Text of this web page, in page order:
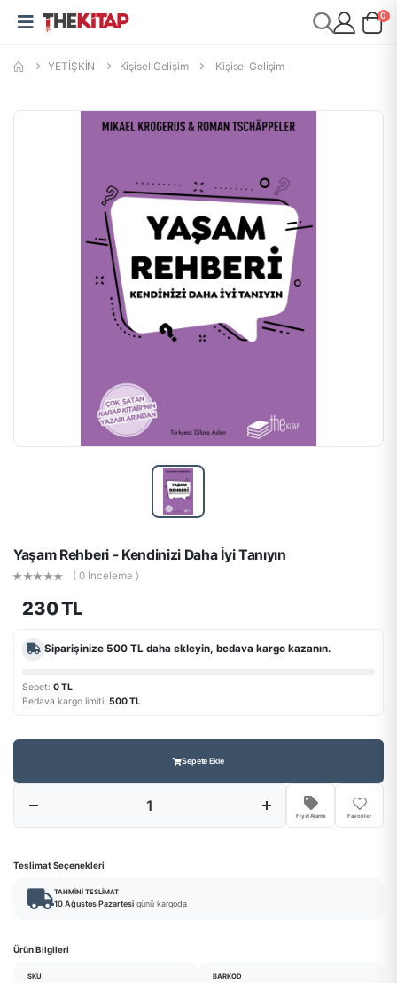
0
YETİŞKİN Kişisel Gelişim Kişisel Gelişim
Yaşam Rehberi - Kendinizi Daha İyi Tanıyın
( 0 İnceleme )
230 TL
Siparişinize 500 TL daha ekleyin, bedava kargo kazanın.
Sepet: 0 TL
Bedava kargo limiti: 500 TL
Sepete Ekle
Fiyat Alarmı Favoriler
Teslimat Seçenekleri
TAHMINI TESLIMAT
10 Ağustos Pazartesi günü kargoda
Ürün Bilgileri
SKU BARKOD